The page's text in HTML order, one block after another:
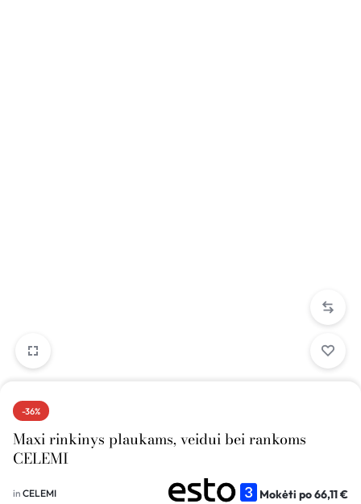
-36%
Maxi rinkinys plaukams, veidui bei rankoms
CELEMI
in CELEMI Mokėti po66,11€